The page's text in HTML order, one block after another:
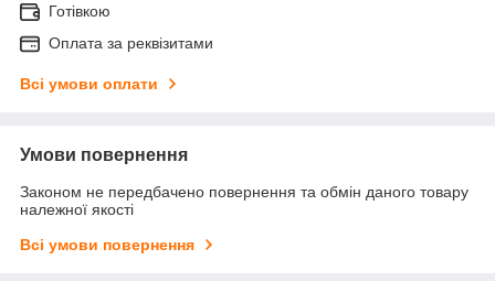
Готівкою
Оплата за реквізитами
Всі умови оплати
Умови повернення
Законом не передбачено повернення та обмін даного товару
належної якості
Всі умови повернення